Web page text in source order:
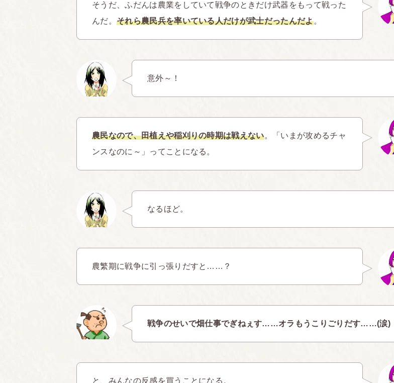
そうだ、ふだんは農業をしていて戦争のときだけ武器をもって戦った
んだ。 それら農民兵を率いている人だけが武士だったんだよ。
意外～！
農民なので、田植えや稲刈りの時期は戦えない。「いまが攻めるチャ
ンスなのに～」ってことになる。
なるほど。
農繁期に戦争に引っ張りだすと……？
戦争のせいで畑仕事でぎねぇす……オラもうこりごりだす……(涙)
と、みんなの反感を買うことになる。